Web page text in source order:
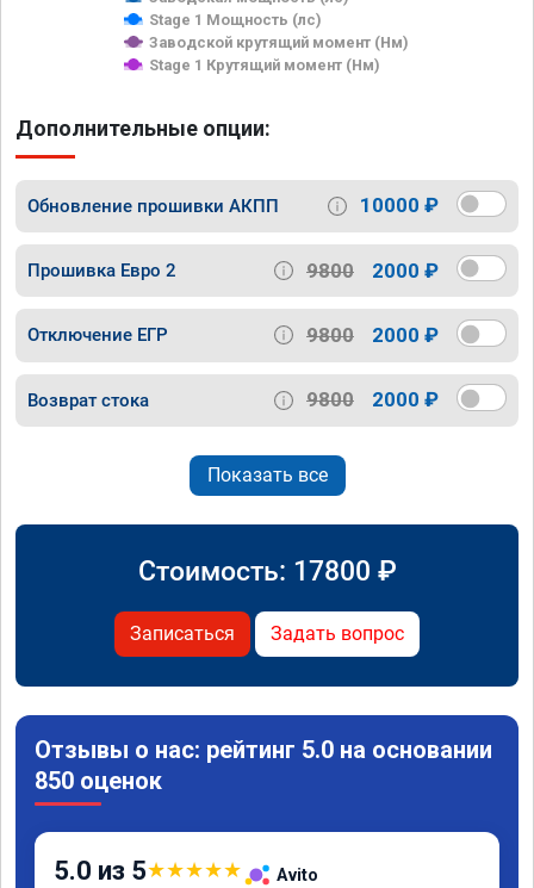
Stage 1 Мощность (лс)
Заводской крутящий момент (Нм)
Stage 1 Крутящий момент (Нм)
Дополнительные опции:
Обновление прошивки АКПП 10000 ₽
Прошивка Евро 2 9800 2000 ₽
Отключение ЕГР 9800 2000 ₽
Возврат стока 9800 2000 ₽
Показать все
Стоимость: 17800 ₽
Записаться Задать вопрос
Отзывы о нас: рейтинг 5.0 на основании
850 оценок
5.0 из 5★★★★★ Avito